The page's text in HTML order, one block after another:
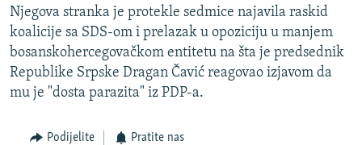
SPECIJALI RSE
VIŠE OD NASLOVA
GENOCID U SREBRENICI
POPLAVE I KLIZIŠTA U BIH 2024.
PRATITE NAS
Njegova stranka je protekle sedmice najavila raskid
koalicije sa SDS-om i prelazak u opoziciju u manjem
bosanskohercegovačkom entitetu na šta je predsednik
Republike Srpske Dragan Čavić reagovao izjavom da
mu je "dosta parazita" iz PDP-a.
Podijelite Pratite nas